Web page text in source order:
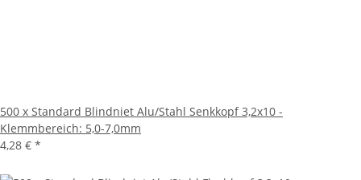
500 x Standard Blindniet Alu/Stahl Senkkopf 3,2x10 -
Klemmbereich: 5,0-7,0mm
4,28 € *